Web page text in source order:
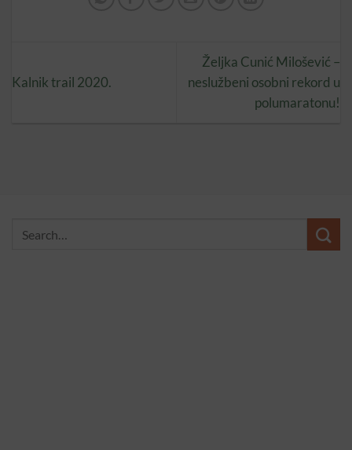
Kalnik trail 2020.
Željka Cunić Milošević –
neslužbeni osobni rekord u
polumaratonu!